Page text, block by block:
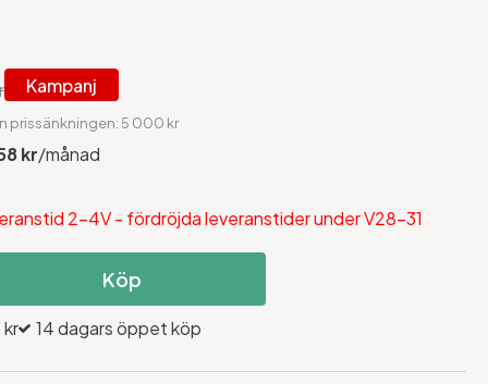
Kampanj
prissänkningen: 5 000 kr
kr/månad
2-4V - fördröjda leveranstider under V28-31
Köp
kr 14 dagars öppet köp